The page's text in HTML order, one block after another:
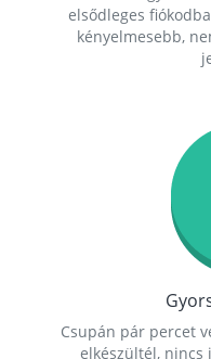
elsődleges
kényelmesebb,
Csupán pár percet
elkészültél, nincs